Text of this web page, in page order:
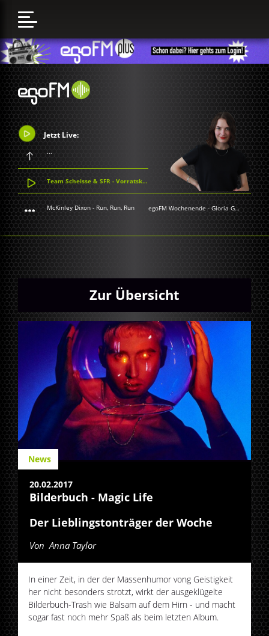
Jetzt Live:
...
Team Scheisse & SFR - Vorratskammer
McKinley Dixon - Run, Run, Run egoFM Wochenende -Gloria Grünwald
Zur Übersicht
News
20.02.2017
Bilderbuch - Magic Life
Der Lieblingstonträger der Woche
Von Anna Taylor
In einer Zeit, in der der Massenhumor vong Geistigkeit
her nicht besonders strotzt, wirkt der ausgeklügelte
Bilderbuch-Trash wie Balsam auf dem Hirn - und macht
sogar fast noch mehr Spaß als beim letzten Album.